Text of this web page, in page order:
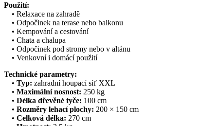
Použití:
• Relaxace na zahradě
• Odpočinek na terase nebo balkonu
• Kempování a cestování
• Chata a chalupa
• Odpočinek pod stromy nebo v altánu
• Venkovní i domácí použití
Technické parametry:
• Typ: zahradní houpací síť XXL
• Maximální nosnost: 250 kg
• Délka dřevěné tyče: 100 cm
• Rozměry lehací plochy: 200 × 150 cm
• Celková délka: 270 cm